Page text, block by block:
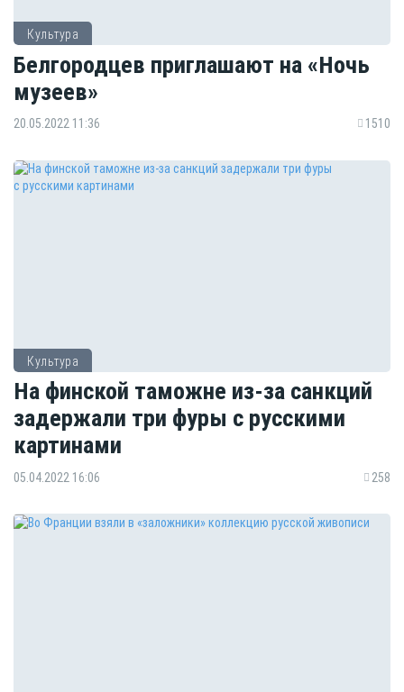
Культура
Белгородцев приглашают на «Ночь
музеев»
20.05.2022 11:36 1510
Культура
На финской таможне из-за санкций
задержали три фуры с русскими
картинами
05.04.2022 16:06 258